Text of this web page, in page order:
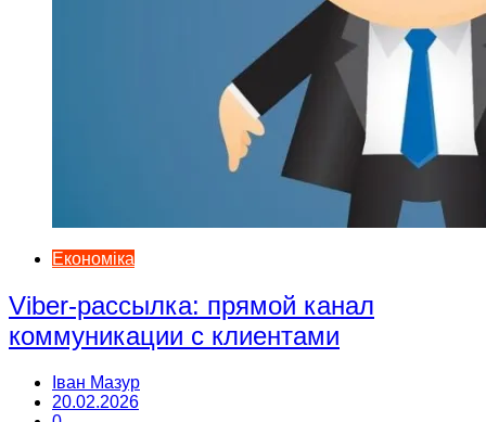
Економіка
Viber-рассылка: прямой канал
коммуникации с клиентами
Іван Мазур
20.02.2026